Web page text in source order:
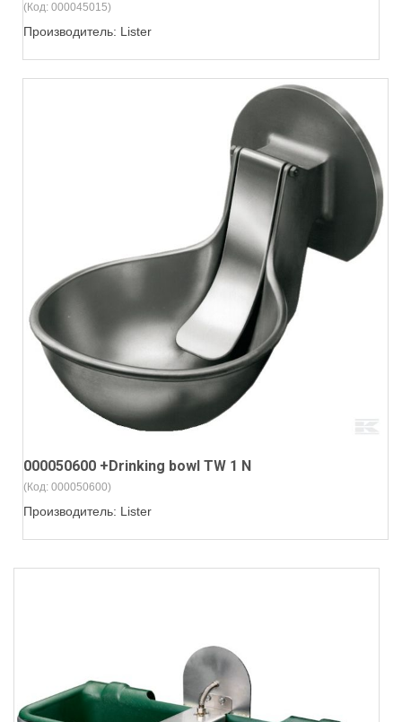
(Код: 000045015)
Производитель: Lister
000050600 +Drinking bowl TW 1 N
(Код: 000050600)
Производитель: Lister